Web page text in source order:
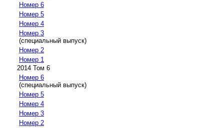
Номер 6
Номер 5
Номер 4
Номер 3
(специальный выпуск)
Номер 2
Номер 1
2014 Том 6
Номер 6
(специальный выпуск)
Номер 5
Номер 4
Номер 3
Номер 2